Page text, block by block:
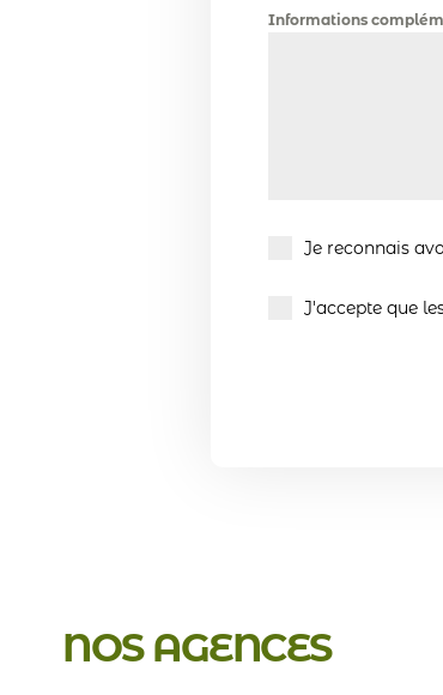
Informations
Je reconnais
J'accepte que
NOS AGENCES